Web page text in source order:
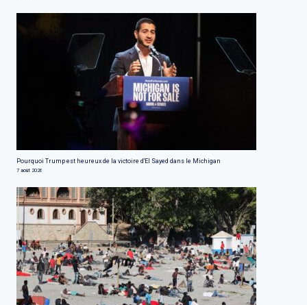
Pourquoi Trump est heureux de la victoire d'El Sayed dans le Michigan
7 août 2026